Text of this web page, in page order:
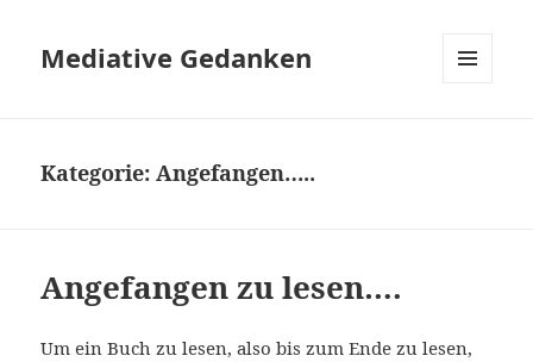
Mediative Gedanken
Kategorie:Angefangen…..
Angefangen zu lesen….
Um ein Buch zu lesen, also bis zum Ende zu lesen,